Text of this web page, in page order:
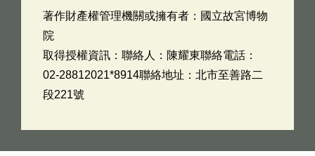
著作財產權管理機關或擁有者：國立故宮博物
院
取得授權資訊：聯絡人：陳耀東聯絡電話：
02-28812021*8914聯絡地址：北市至善路二
段221號